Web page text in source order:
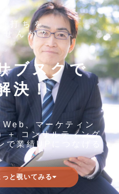
打ちを
せんか？
ブスクで
決！
Web、マーケティン
＋ コンサルティング
で業績UPにつなげる
と覗いてみる